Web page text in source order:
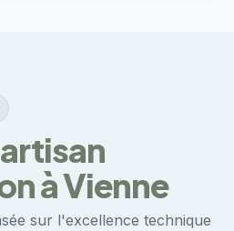
à Vienne
sur l'excellence technique